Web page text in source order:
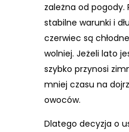
zależna od pogody.
stabilne warunki i
czerwiec są
wolniej. Jeżeli lato
szybko przynosi
mniej czasu na
owoców.
Dlatego decyzja o